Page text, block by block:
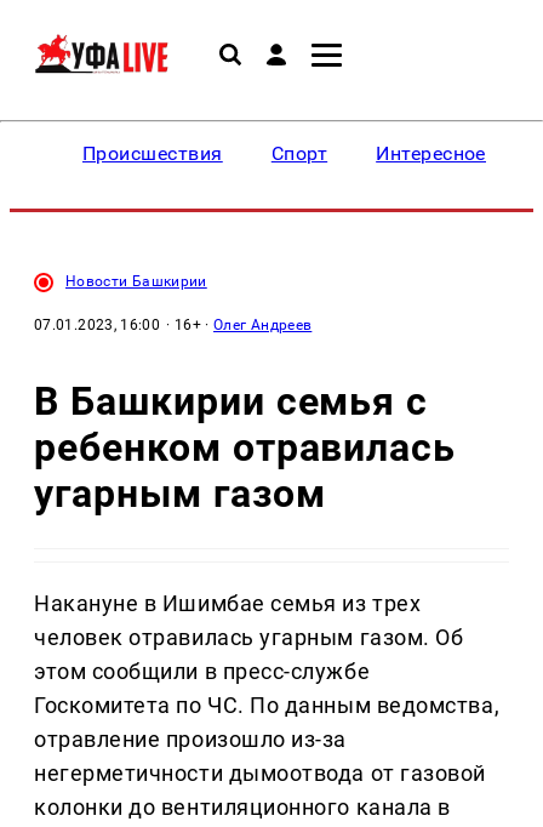
Происшествия Спорт Интересное
Новости Башкирии
07.01.2023, 16:00 · 16+ ·Олег Андреев
В Башкирии семья с
ребенком отравилась
угарным газом
Накануне в Ишимбае семья из трех
человек отравилась угарным газом. Об
этом сообщили в пресс-службе
Госкомитета по ЧС. По данным ведомства,
отравление произошло из-за
негерметичности дымоотвода от газовой
колонки до вентиляционного канала в